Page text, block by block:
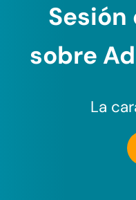
sobre
La